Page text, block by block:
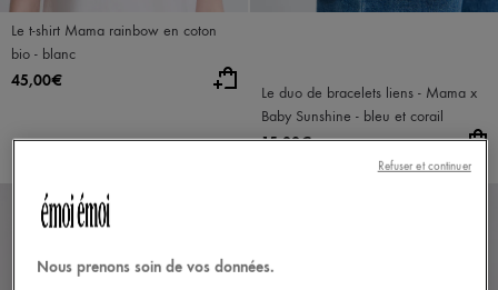
Le t-shirt Mama rainbow en coton
bio - blanc
45,00€
Le duo de bracelets liens - Mama x
Baby Sunshine - bleu et corail
15,00€
Nous prenons soin de vos données.
Refuser et continuer